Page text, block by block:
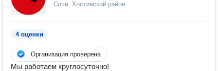
Сочи, Хостинский район
4 оценки
Организация проверена
Мы работаем круглосуточно!